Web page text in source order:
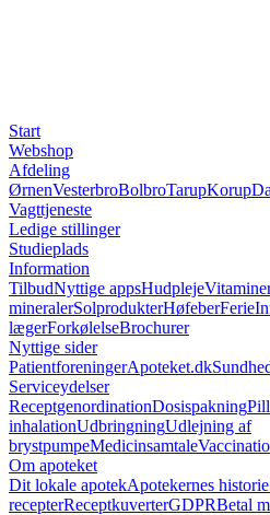
Start
Webshop
Afdeling
ØrnenVesterbroBolbroTarupKorup
Vagttjeneste
Ledige stillinger
Studieplads
Information
TilbudNyttige appsHudpleje
mineralerSolprodukterHøfeberFerie
lægerForkølelseBrochurer
Nyttige sider
PatientforeningerApoteket.dk
Serviceydelser
ReceptgenordinationDosispakning
inhalationUdbringningUdlejning af
brystpumpeMedicinsamtale
Om apoteket
Dit lokale apotekApotekernes historie
recepterReceptkuverterGDPRBetal